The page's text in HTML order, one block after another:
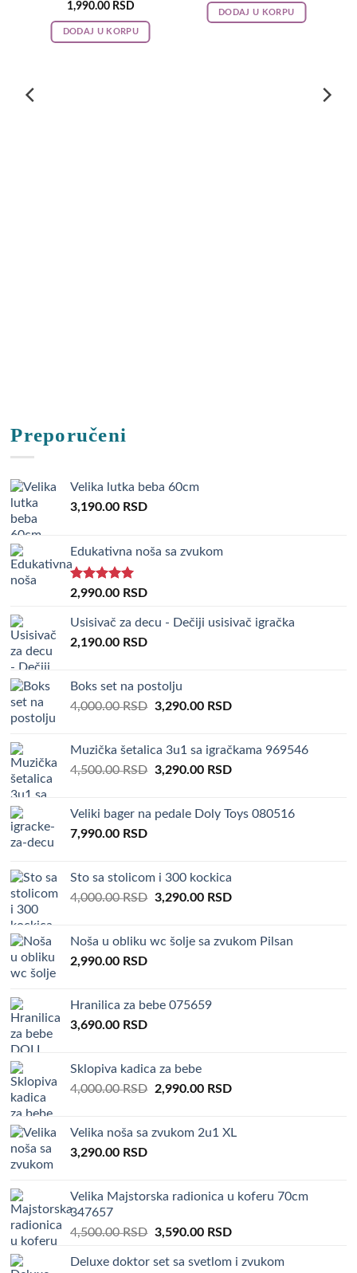
1,990.00 RSD
DODAJ U KORPU
DODAJ U KORPU
Preporučeni
Velika lutka beba 60cm
3,190.00 RSD
Edukativna noša sa zvukom
Rated5.00
2,990.00 RSD
Usisivač za decu - Dečiji usisivač igračka
2,190.00 RSD
Boks set na postolju
4,000.00RSD Original
4,000.00 RSD.
3,290.00 RSDCurrent
3,290.00 RSD.
Muzička šetalica 3u1 sa igračkama 969546
4,500.00RSD Original
4,500.00 RSD.
3,290.00 RSDCurrent
3,290.00 RSD.
Veliki bager na pedale Doly Toys 080516
7,990.00 RSD
Sto sa stolicom i 300 kockica
4,000.00RSD Original
4,000.00 RSD.
3,290.00 RSDCurrent
3,290.00 RSD.
Noša u obliku wc šolje sa zvukom Pilsan
2,990.00 RSD
Hranilica za bebe 075659
3,690.00 RSD
Sklopiva kadica za bebe
4,000.00RSD Original
4,000.00 RSD.
2,990.00 RSDCurrent
2,990.00 RSD.
Velika noša sa zvukom 2u1 XL
3,290.00 RSD
Velika Majstorska radionica u koferu 70cm
347657
4,500.00RSD Original
was:
3,590.00 RSDCurrent
is:
Deluxe doktor set sa svetlom i zvukom